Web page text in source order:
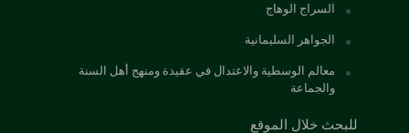
السراج الوهاج
الجواهر السليمانية
معالم الوسطية والاعتدال في عقيدة ومنهج أهل السنة
والجماعة
للبحث خلال الموقع